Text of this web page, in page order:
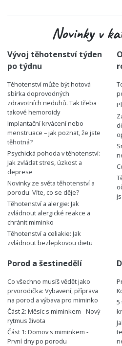
Novinky v
Vývoj těhotenství týden
po týdnu
Těhotenství může být hotová
sbírka doprovodných
zdravotních neduhů. Tak třeba
takové hemoroidy
Implantační krvácení nebo
menstruace – jak poznat, že jste
těhotná?
Psychická pohoda v těhotenství:
Jak zvládat stres, úzkost a
deprese
Novinky ze světa těhotenství a
porodu: Víte, co se děje?
Těhotenství a alergie: Jak
zvládnout alergické reakce a
chránit miminko
Těhotenství a celiakie: Jak
zvládnout bezlepkovou dietu
Porod a šestinedělí
Co všechno musíš vědět jako
prvorodička: Vybavení, příprava
na porod a výbava pro miminko
Část 2: Měsíc s miminkem - Nový
rytmus života
Část 1: Domov s miminkem -
První dny po porodu
5